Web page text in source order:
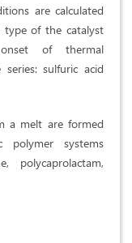
are calculated
of the catalyst
of thermal
sulfuric acid
a melt are formed
polymer systems
polycaprolactam,